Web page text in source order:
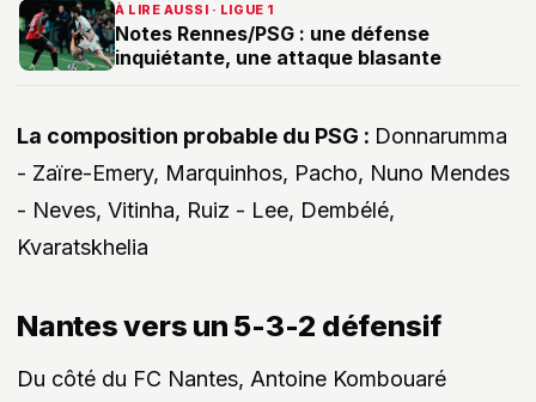
À LIRE AUSSI · LIGUE 1
Notes Rennes/PSG : une défense
inquiétante, une attaque blasante
La composition probable du PSG : Donnarumma
- Zaïre-Emery, Marquinhos, Pacho, Nuno Mendes
- Neves, Vitinha, Ruiz - Lee, Dembélé,
Kvaratskhelia
Nantes vers un 5-3-2 défensif
Du côté du FC Nantes, Antoine Kombouaré